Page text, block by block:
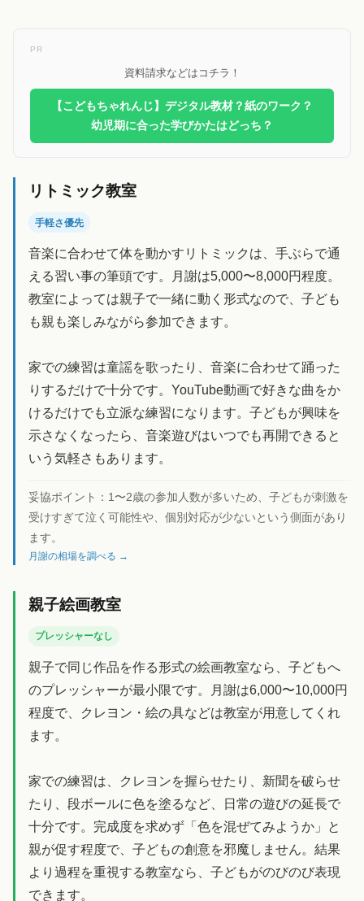
PR
資料請求などはコチラ！
【こどもちゃれんじ】デジタル教材？紙のワーク？
幼児期に合った学びかたはどっち？
リトミック教室
手軽さ優先
音楽に合わせて体を動かすリトミックは、手ぶらで通
える習い事の筆頭です。月謝は5,000〜8,000円程度。
教室によっては親子で一緒に動く形式なので、子ども
も親も楽しみながら参加できます。
家での練習は童謡を歌ったり、音楽に合わせて踊った
りするだけで十分です。YouTube動画で好きな曲をか
けるだけでも立派な練習になります。子どもが興味を
示さなくなったら、音楽遊びはいつでも再開できると
いう気軽さもあります。
妥協ポイント： 1〜2歳の参加人数が多いため、子どもが刺激を
受けすぎて泣く可能性や、個別対応が少ないという側面があり
ます。
月謝の相場を調べる →
親子絵画教室
プレッシャーなし
親子で同じ作品を作る形式の絵画教室なら、子どもへ
のプレッシャーが最小限です。月謝は6,000〜10,000円
程度で、クレヨン・絵の具などは教室が用意してくれ
ます。
家での練習は、クレヨンを握らせたり、新聞を破らせ
たり、段ボールに色を塗るなど、日常の遊びの延長で
十分です。完成度を求めず「色を混ぜてみようか」と
親が促す程度で、子どもの創意を邪魔しません。結果
より過程を重視する教室なら、子どもがのびのび表現
できます。